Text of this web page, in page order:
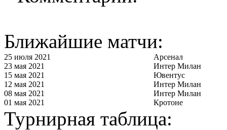
Ближайшие матчи:
25 июля 2021
Арсенал
23 мая 2021
Интер Милан
15 мая 2021
Ювентус
12 мая 2021
Интер Милан
08 мая 2021
Интер Милан
01 мая 2021
Кротоне
Турнирная таблица: